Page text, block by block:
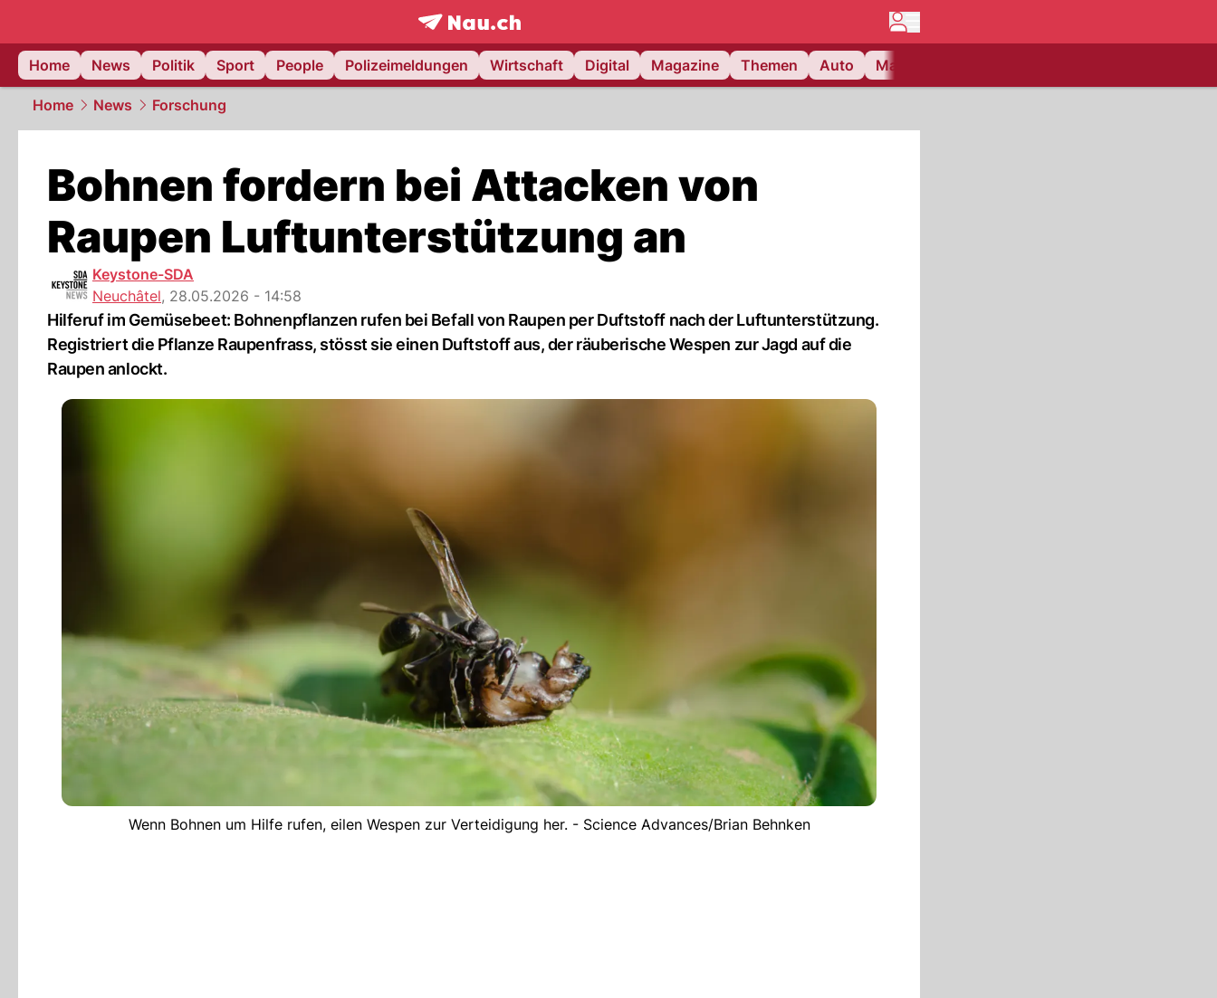
frontpage.NAU.ch
Home
News Politik Sport People Polizeimeldungen Wirtschaft Digital Magazine Themen Auto Matchcenter
Home News Forschung
Bohnen fordern bei Attacken von
Raupen Luftunterstützung an
Keystone-SDA
Neuchâtel, 28.05.2026 - 14:58
Hilferuf im Gemüsebeet: Bohnenpflanzen rufen bei Befall von Raupen per Duftstoff nach der Luftunterstützung.
Registriert die Pflanze Raupenfrass, stösst sie einen Duftstoff aus, der räuberische Wespen zur Jagd auf die
Raupen anlockt.
Wenn Bohnen um Hilfe rufen, eilen Wespen zur Verteidigung her. - Science Advances/Brian Behnken